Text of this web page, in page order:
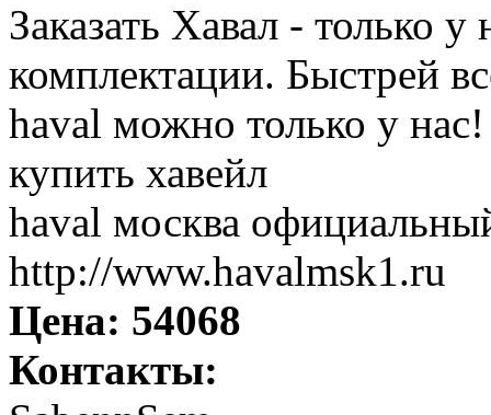
Заказать Хавал - только
комплектации. Быстрей
haval можно только у нас!
купить хавейл
haval москва
http://www.havalmsk1.ru
Цена: 54068
Контакты: